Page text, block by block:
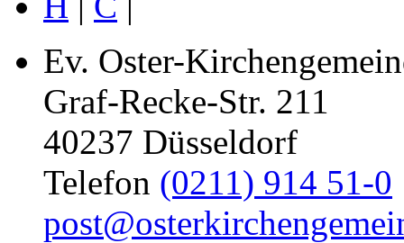
Ev. Oster-
Graf-Recke-Str. 211
40237 Düsseldorf
Telefon (0211) 914 51-0